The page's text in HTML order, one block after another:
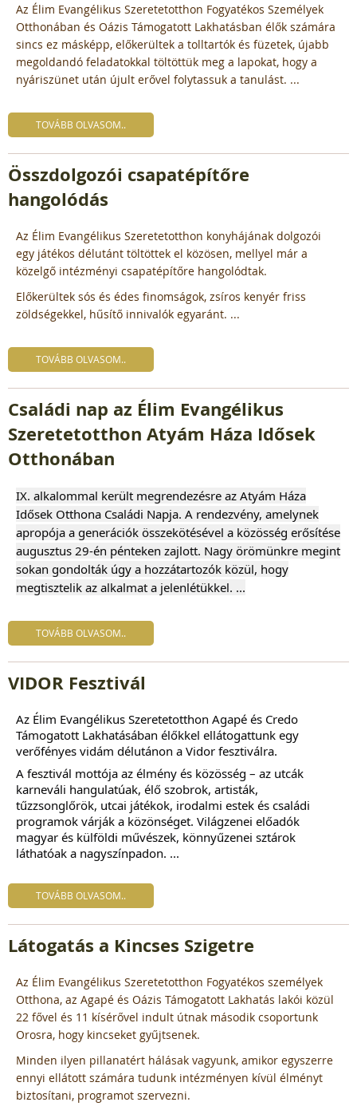
Az Élim Evangélikus Szeretetotthon Fogyatékos Személyek
Otthonában és Oázis Támogatott Lakhatásban élők számára
sincs ez másképp, előkerültek a tolltartók és füzetek, újabb
megoldandó feladatokkal töltöttük meg a lapokat, hogy a
nyáriszünet után újult erővel folytassuk a tanulást. ...
TOVÁBB OLVASOM..
Összdolgozói csapatépítőre
hangolódás
Az Élim Evangélikus Szeretetotthon konyhájának dolgozói
egy játékos délutánt töltöttek el közösen, mellyel már a
közelgő intézményi csapatépítőre hangolódtak.
Előkerültek sós és édes finomságok, zsíros kenyér friss
zöldségekkel, hűsítő innivalók egyaránt. ...
TOVÁBB OLVASOM..
Családi nap az Élim Evangélikus
Szeretetotthon Atyám Háza Idősek
Otthonában
IX. alkalommal került megrendezésre az Atyám Háza
Idősek Otthona Családi Napja. A rendezvény, amelynek
apropója a generációk összekötésével a közösség erősítése
augusztus 29-én pénteken zajlott. Nagy örömünkre megint
sokan gondolták úgy a hozzátartozók közül, hogy
megtisztelik az alkalmat a jelenlétükkel. ...
TOVÁBB OLVASOM..
VIDOR Fesztivál
Az Élim Evangélikus Szeretetotthon Agapé és Credo
Támogatott Lakhatásában élőkkel ellátogattunk egy
verőfényes vidám délutánon a Vidor fesztiválra.
A fesztivál mottója az élmény és közösség – az utcák
karneváli hangulatúak, élő szobrok, artisták,
tűzzsonglőrök, utcai játékok, irodalmi estek és családi
programok várják a közönséget. Világzenei előadók
magyar és külföldi művészek, könnyűzenei sztárok
láthatóak a nagyszínpadon. ...
TOVÁBB OLVASOM..
Látogatás a Kincses Szigetre
Az Élim Evangélikus Szeretetotthon Fogyatékos személyek
Otthona, az Agapé és Oázis Támogatott Lakhatás lakói közül
22 fővel és 11 kísérővel indult útnak második csoportunk
Orosra, hogy kincseket gyűjtsenek.
Minden ilyen pillanatért hálásak vagyunk, amikor egyszerre
ennyi ellátott számára tudunk intézményen kívül élményt
biztosítani, programot szervezni.